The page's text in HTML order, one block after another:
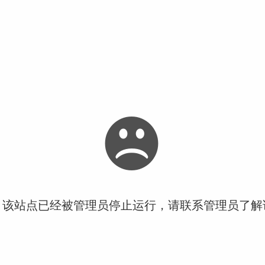
站点已经被管理员停止运行，请联系管理员了